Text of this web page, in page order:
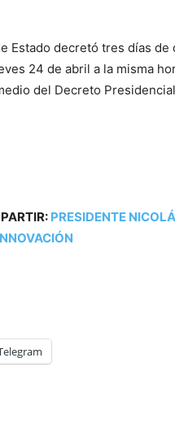
Estado decretó tres días
24 de abril a la misma
del Decreto Presidencial
PRESIDENTE